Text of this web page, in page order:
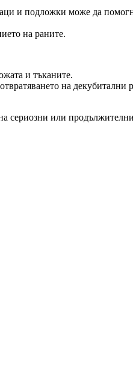
и подложки може да
на раните.
и тъканите.
на декубитални
или